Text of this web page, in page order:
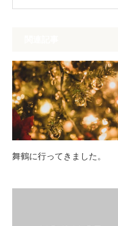
舞鶴に行ってきました。